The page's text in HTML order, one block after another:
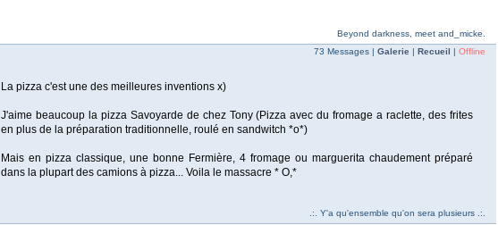
Beyond darkness, meet and_micke.
73 Messages | Galerie | Recueil | Offline
La pizza c'est une des meilleures inventions x)
J'aime beaucoup la pizza Savoyarde de chez Tony (Pizza avec du fromage a raclette, des frites
en plus de la préparation traditionnelle, roulé en sandwitch *o*)
Mais en pizza classique, une bonne Fermière, 4 fromage ou marguerita chaudement préparé
dans la plupart des camions à pizza... Voila le massacre * O,*
.:. Y'a qu'ensemble qu'on sera plusieurs .:.